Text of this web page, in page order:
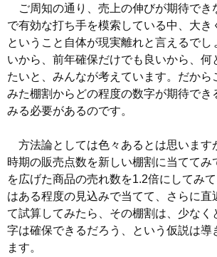
ご周知の通り、売上の伸びが期待でき
で有効な打ち手を模索している中、大き
ということ自体が現実離れと言えるでし
いから、前年確保だけでも良いから、何
たいと、みんなが考えています。だから
みた棚割からどの程度の数字が期待でき
みる必要があるのです。
方法論としては色々あるとは思います
時期の販売点数を新しい棚割に当ててみ
を広げた商品の売れ数を1.2倍にしてみ
はある程度の見込みで当てて、さらに直
て試算してみたら、その棚割は、少なく
字は確保できるだろう、という仮説は導
ます。